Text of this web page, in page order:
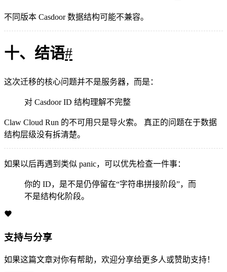
不同版本 Casdoor 数据结构可能不兼容。
十、结语#
这次迁移的核心问题并不是服务器，而是：
对 Casdoor ID 结构理解不完整
Claw Cloud Run 的不可用只是导火索。 真正的问题在于数据
结构层级没有拆清楚。
如果以后再遇到类似 panic，可以优先检查一件事：
你的 ID，是不是仍停留在“字符串拼接阶段”，而
不是结构化阶段。
支持与分享
如果这篇文章对你有帮助，欢迎分享给更多人或赞助支持！